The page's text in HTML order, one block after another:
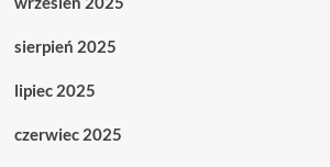
sierpień 2025
lipiec 2025
czerwiec 2025